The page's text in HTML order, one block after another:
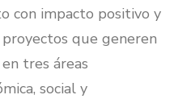
con impacto positivo y
que generen
tres áreas
social y